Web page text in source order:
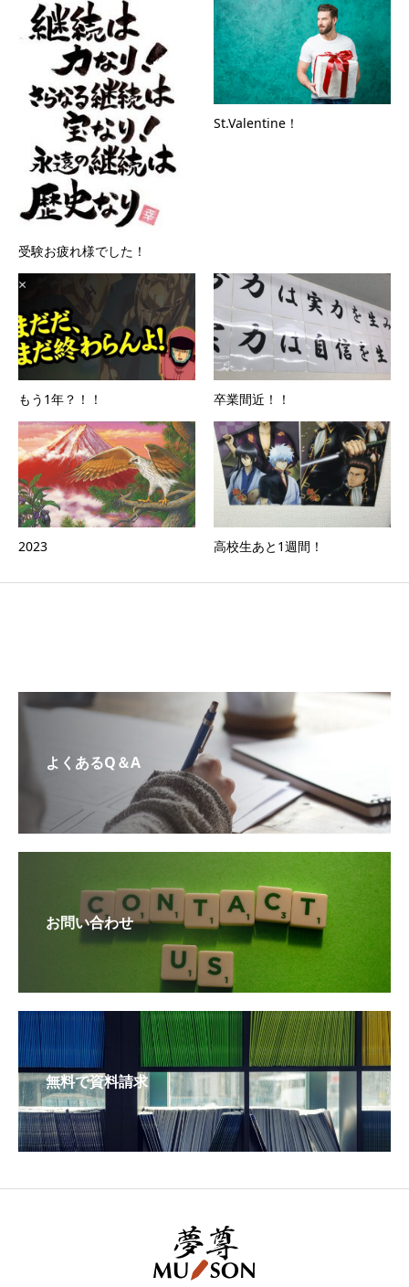
受験お疲れ様でした！
St.Valentine！
もう1年？！！ 卒業間近！！
2023 高校生あと1週間！
よくあるQ＆A
お問い合わせ
無料で資料請求